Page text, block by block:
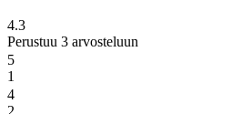
4.3
Perustuu 3 arvosteluun
5
1
4